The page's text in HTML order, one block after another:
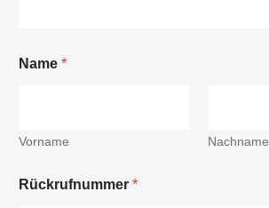
Name *
Vorname Nachname
Rückrufnummer *